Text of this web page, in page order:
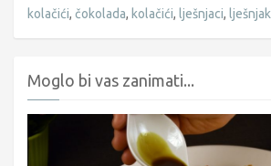
kolačići, čokolada, kolačići, lješnjaci, lješnjak
Moglo bi vas zanimati...